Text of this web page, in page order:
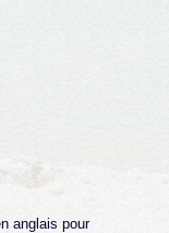
anglais pour